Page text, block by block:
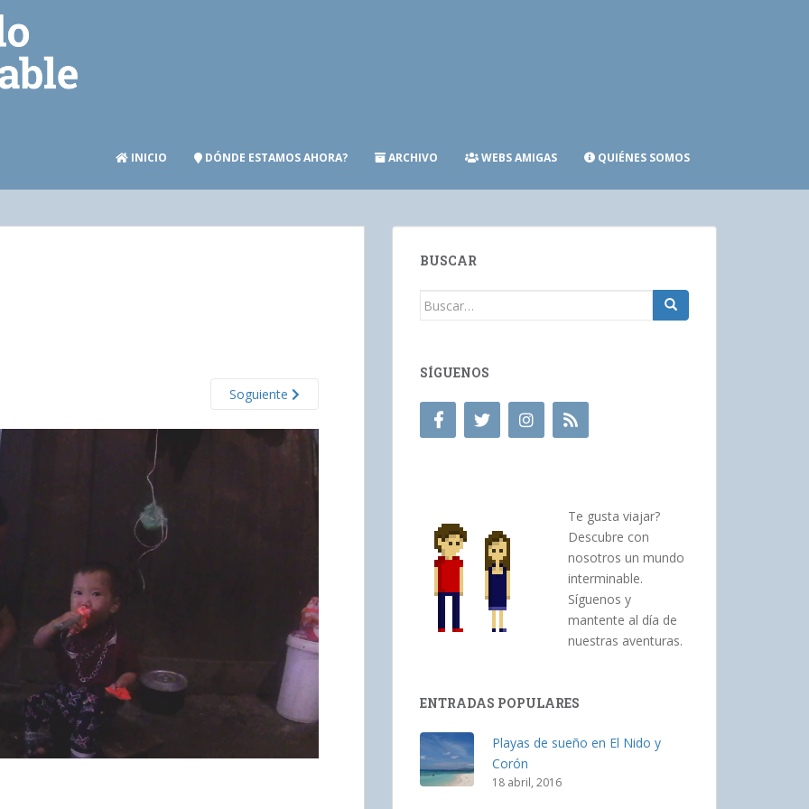
INICIO DÓNDE ESTAMOS AHORA? ARCHIVO WEBS AMIGAS QUIÉNES SOMOS
Soguiente
BUSCAR
Buscar:
SÍGUENOS
Te gusta viajar?
Descubre con
nosotros un mundo
interminable.
Síguenos y
mantente al día de
nuestras aventuras.
ENTRADAS POPULARES
Playas de sueño en El Nido y
Corón
18 abril, 2016